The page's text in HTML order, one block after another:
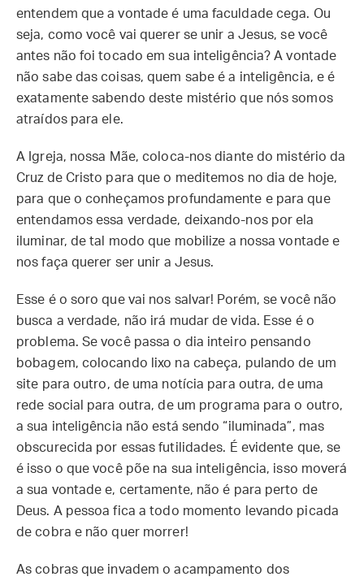
entendem que a vontade é uma faculdade cega. Ou
seja, como você vai querer se unir a Jesus, se você
antes não foi tocado em sua inteligência? A vontade
não sabe das coisas, quem sabe é a inteligência, e é
exatamente sabendo deste mistério que nós somos
atraídos para ele.
A Igreja, nossa Mãe, coloca-nos diante do mistério da
Cruz de Cristo para que o meditemos no dia de hoje,
para que o conheçamos profundamente e para que
entendamos essa verdade, deixando-nos por ela
iluminar, de tal modo que mobilize a nossa vontade e
nos faça querer ser unir a Jesus.
Esse é o soro que vai nos salvar! Porém, se você não
busca a verdade, não irá mudar de vida. Esse é o
problema. Se você passa o dia inteiro pensando
bobagem, colocando lixo na cabeça, pulando de um
site para outro, de uma notícia para outra, de uma
rede social para outra, de um programa para o outro,
a sua inteligência não está sendo “iluminada”, mas
obscurecida por essas futilidades. É evidente que, se
é isso o que você põe na sua inteligência, isso moverá
a sua vontade e, certamente, não é para perto de
Deus. A pessoa fica a todo momento levando picada
de cobra e não quer morrer!
As cobras que invadem o acampamento dos